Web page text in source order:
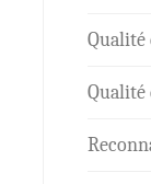
Qualité
Qualité